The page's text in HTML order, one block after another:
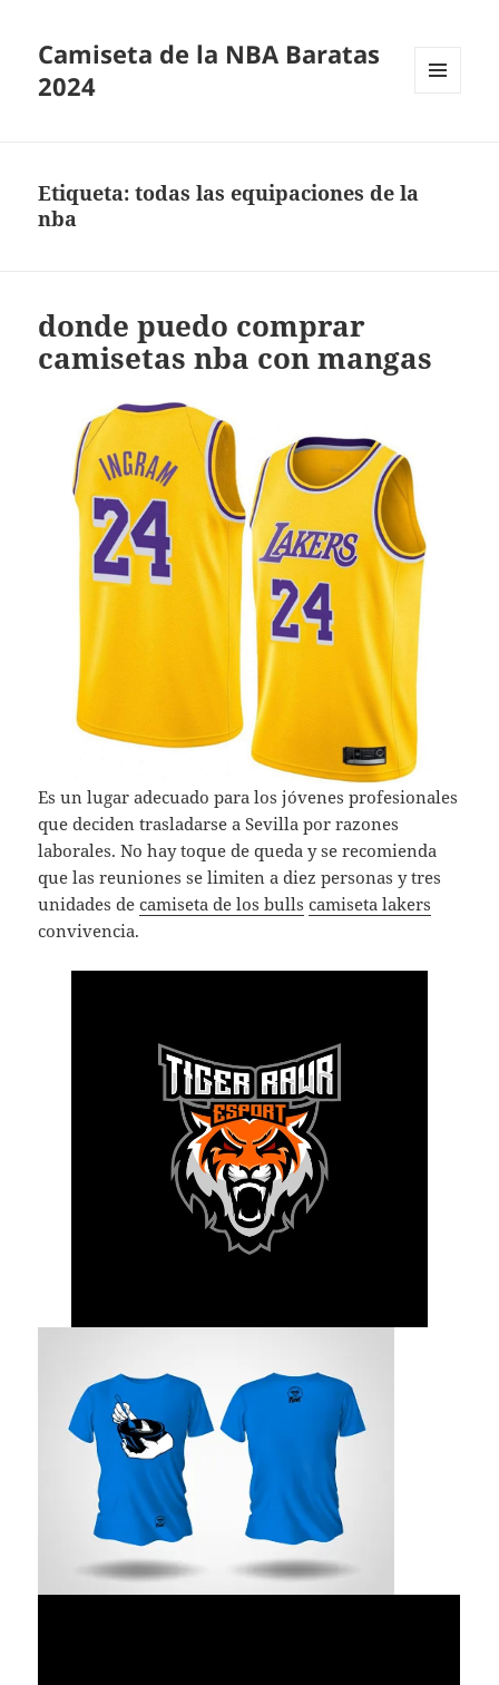
Camiseta de la NBA Baratas
2024
Etiqueta:todas las equipaciones de la
nba
donde puedo comprar
camisetas nba con mangas
Es un lugar adecuado para los jóvenes profesionales
que deciden trasladarse a Sevilla por razones
laborales. No hay toque de queda y se recomienda
que las reuniones se limiten a diez personas y tres
unidades decamiseta de los bulls camiseta lakers
convivencia.